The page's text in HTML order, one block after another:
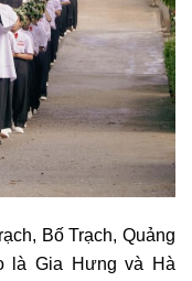
Bố Trạch, Quảng
là Gia Hưng và Hà